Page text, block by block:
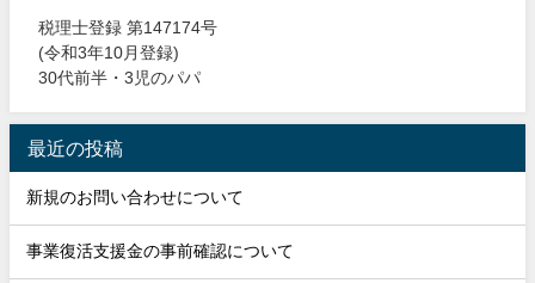
税理士登録 第147174号
(令和3年10月登録)
30代前半・3児のパパ
最近の投稿
新規のお問い合わせについて
事業復活支援金の事前確認について